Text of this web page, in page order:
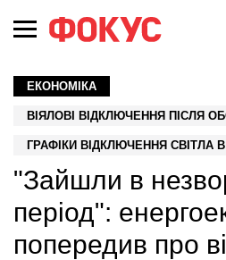
ЕКОНОМІКА
ВІЯЛОВІ ВІДКЛЮЧЕННЯ ПІСЛЯ
ГРАФІКИ ВІДКЛЮЧЕННЯ СВІТЛА В
"Зайшли в
період":
попередив про